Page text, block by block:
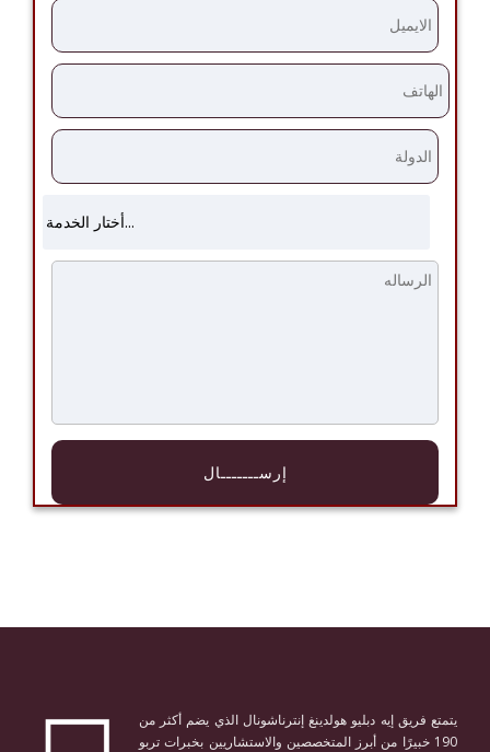
يتمتع فريق إيه دبليو هولدينغ إنترناشونال الذي يضم أكثر من
190 خبيرًا من أبرز المتخصصين والاستشاريين بخبرات تربو